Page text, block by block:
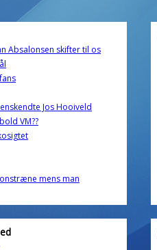
Absalonsen skifter til os
Jos Hooiveld
VM??
mens man